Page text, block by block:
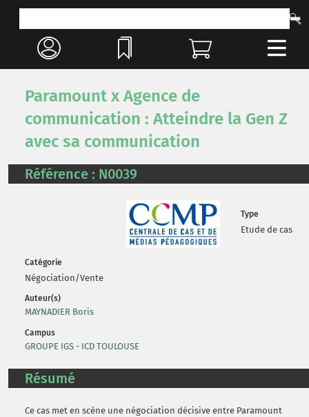
Paramount x Agence de
communication : Atteindre la Gen Z
avec sa communication
Référence : N0039
Type
Etude de cas
Catégorie
Négociation/Vente
Auteur(s)
MAYNADIER Boris
Campus
GROUPE IGS - ICD TOULOUSE
Résumé
Ce cas met en scène une négociation décisive entre Paramount